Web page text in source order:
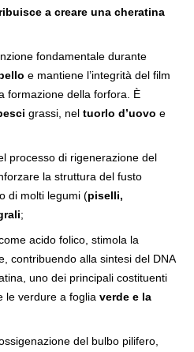
a creare una cheratina
fondamentale durante
e mantiene l’integrità del film
formazione della forfora. È
grassi, nel tuorlo d’uovo e
processo di rigenerazione del
la struttura del fusto
di molti legumi (piselli,
;
acido folico, stimola la
contribuendo alla sintesi del DNA
uno dei principali costituenti
le verdure a foglia verde e la
del bulbo pilifero,